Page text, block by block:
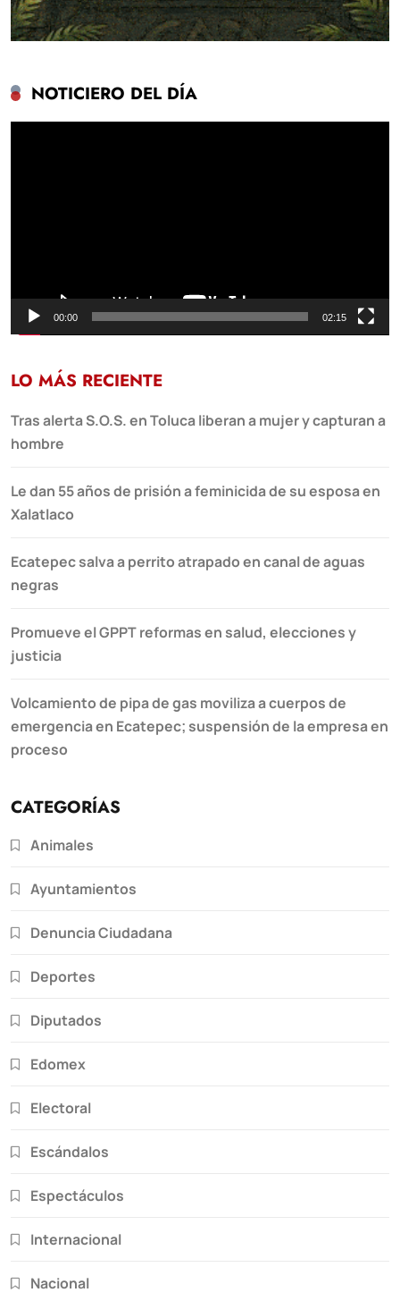
NOTICIERO DEL DÍA
00:00 02:15
LO MÁS RECIENTE
Tras alerta S.O.S. en Toluca liberan a mujer y capturan a
hombre
Le dan 55 años de prisión a feminicida de su esposa en
Xalatlaco
Ecatepec salva a perrito atrapado en canal de aguas
negras
Promueve el GPPT reformas en salud, elecciones y
justicia
Volcamiento de pipa de gas moviliza a cuerpos de
emergencia en Ecatepec; suspensión de la empresa en
proceso
CATEGORÍAS
Animales
Ayuntamientos
Denuncia Ciudadana
Deportes
Diputados
Edomex
Electoral
Escándalos
Espectáculos
Internacional
Nacional